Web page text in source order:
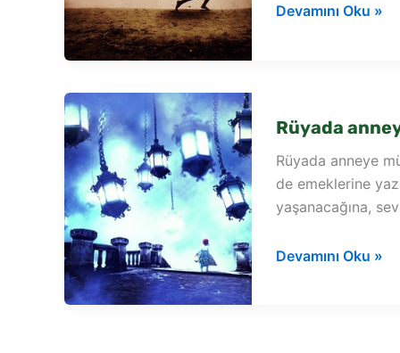
Rüyada
Devamını Oku »
Rüyada
Rüyada anneye
de emeklerine
yaşanacağına,
Rüyada
Devamını Oku »